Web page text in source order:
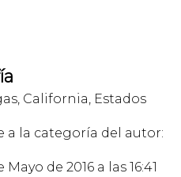
California, Estados
a la categoría del autor:
de 2016 a las 16:41